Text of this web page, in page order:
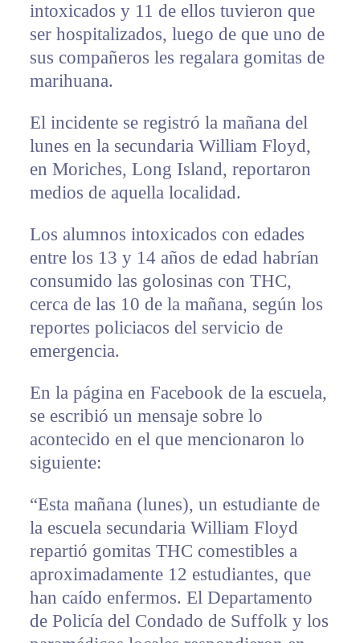
intoxicados y 11 de ellos tuvieron que
ser hospitalizados, luego de que uno de
sus compañeros les regalara gomitas de
marihuana.
El incidente se registró la mañana del
lunes en la secundaria William Floyd,
en Moriches, Long Island, reportaron
medios de aquella localidad.
Los alumnos intoxicados con edades
entre los 13 y 14 años de edad habrían
consumido las golosinas con THC,
cerca de las 10 de la mañana, según los
reportes policiacos del servicio de
emergencia.
En la página en Facebook de la escuela,
se escribió un mensaje sobre lo
acontecido en el que mencionaron lo
siguiente:
“Esta mañana (lunes), un estudiante de
la escuela secundaria William Floyd
repartió gomitas THC comestibles a
aproximadamente 12 estudiantes, que
han caído enfermos. El Departamento
de Policía del Condado de Suffolk y los